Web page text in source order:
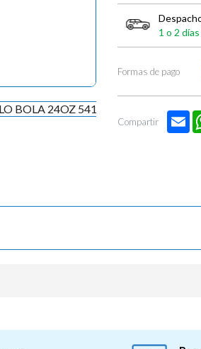
1 o 2
Formas de pago
Compartir